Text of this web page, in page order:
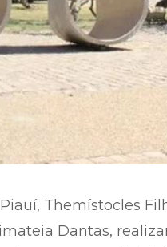
Themístocles
Dantas,